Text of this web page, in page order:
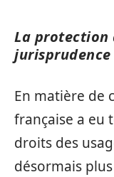
La protection
jurisprudence
En matière de
française a eu
droits des
désormais